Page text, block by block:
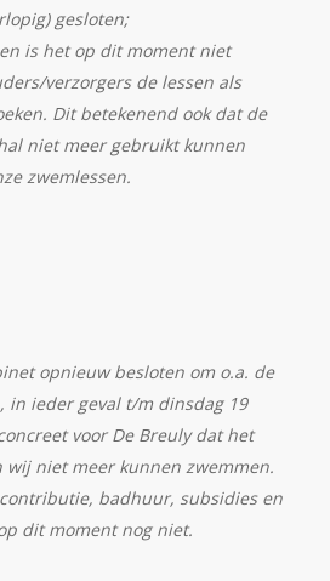
gesloten;
is het op dit moment niet
verzorgers de lessen als
Dit betekenend ook dat de
niet meer gebruikt kunnen
zwemlessen.
opnieuw besloten om o.a. de
in ieder geval t/m dinsdag 19
voor De Breuly dat het
wij niet meer kunnen zwemmen.
badhuur, subsidies en
dit moment nog niet.